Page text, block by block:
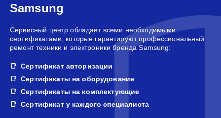
Samsung
Сервисный центр обладает всеми необходимыми
сертификатами, которые гарантируют профессиональный
ремонт техники и электроники бренда Samsung:
Сертификат авторизации
Сертификаты на оборудование
Сертификаты на комплектующие
Сертификат у каждого специалиста